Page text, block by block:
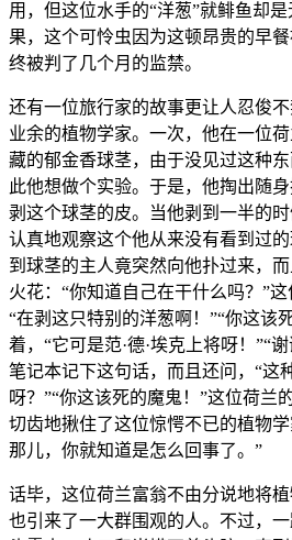
用，但这位水手的“洋葱”就鲱鱼却
果，这个可怜虫因为这顿昂贵的早
终被判了几个月的监禁。
还有一位旅行家的故事更让人忍俊
业余的植物学家。一次，他在一位
藏的郁金香球茎，由于没见过这种
此他想做个实验。于是，他掏出随
剥这个球茎的皮。当他剥到一半的时
认真地观察这个他从来没有看到过
到球茎的主人竟突然向他扑过来，
火花：“你知道自己在干什么吗？”这
“在剥这只特别的洋葱啊！”“你这该
着，“它可是范·德·埃克上将呀！”“
笔记本记下这句话，而且还问，“这
呀？”“你这该死的魔鬼！”这位荷兰
切齿地揪住了这位惊愕不已的植物
那儿，你就知道是怎么回事了。”
话毕，这位荷兰富翁不由分说地将
也引来了一大群围观的人。不过，